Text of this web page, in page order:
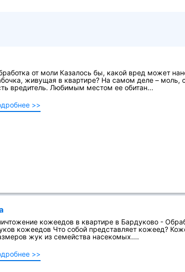
от моли Казалось бы, какой вред может
живущая в квартире? На самом деле – моль,
вредитель. Любимым местом ее обитан...
>>
кожеедов в квартире в Бардуково -
кожеедов Что собой представляет кожеед?
жук из семейства насекомых....
>>